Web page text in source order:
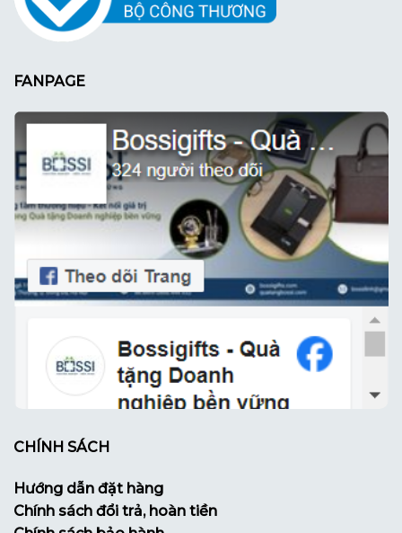
FANPAGE
CHÍNH SÁCH
Hướng dẫn đặt hàng
Chính sách đổi trả, hoàn tiền